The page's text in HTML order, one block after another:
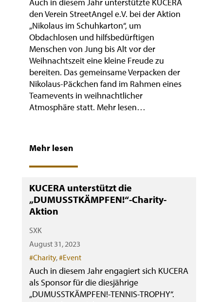
den Verein StreetAngel e.V. bei der Aktion
„Nikolaus im Schuhkarton“, um
Obdachlosen und hilfsbedürftigen
Menschen von Jung bis Alt vor der
Weihnachtszeit eine kleine Freude zu
bereiten. Das gemeinsame Verpacken der
Nikolaus-Päckchen fand im Rahmen eines
Teamevents in weihnachtlicher
Atmosphäre statt. Mehr lesen…
Mehr lesen
KUCERA unterstützt die
„DUMUSSTKÄMPFEN!“-Charity-
Aktion
SXK
August 31, 2023
Categories
#Charity,#Event
Auch in diesem Jahr engagiert sich KUCERA
als Sponsor für die diesjährige
„DUMUSSTKÄMPFEN!-TENNIS-TROPHY“.